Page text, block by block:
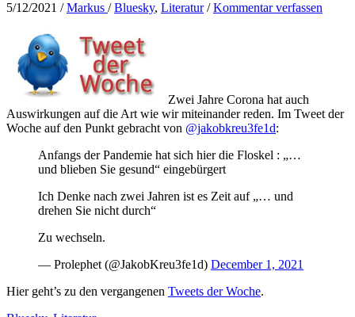
5/12/2021 /Markus /Bluesky, Literatur/Kommentar verfassen
Zwei Jahre Corona hat auch
Auswirkungen auf die Art wie wir miteinander reden. Im Tweet der
Woche auf den Punkt gebracht von @jakobkreu3fe1d:
Anfangs der Pandemie hat sich hier die Floskel : „…
und blieben Sie gesund“ eingebürgert
Ich Denke nach zwei Jahren ist es Zeit auf „… und
drehen Sie nicht durch“
Zu wechseln.
— Prolephet (@JakobKreu3fe1d) December 1, 2021
Hier geht’s zu den vergangenen Tweets der Woche.